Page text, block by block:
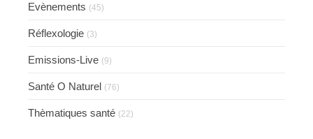
Evènements (45)
Réflexologie (3)
Emissions-Live (9)
Santé O Naturel (76)
Thèmatiques santé (22)